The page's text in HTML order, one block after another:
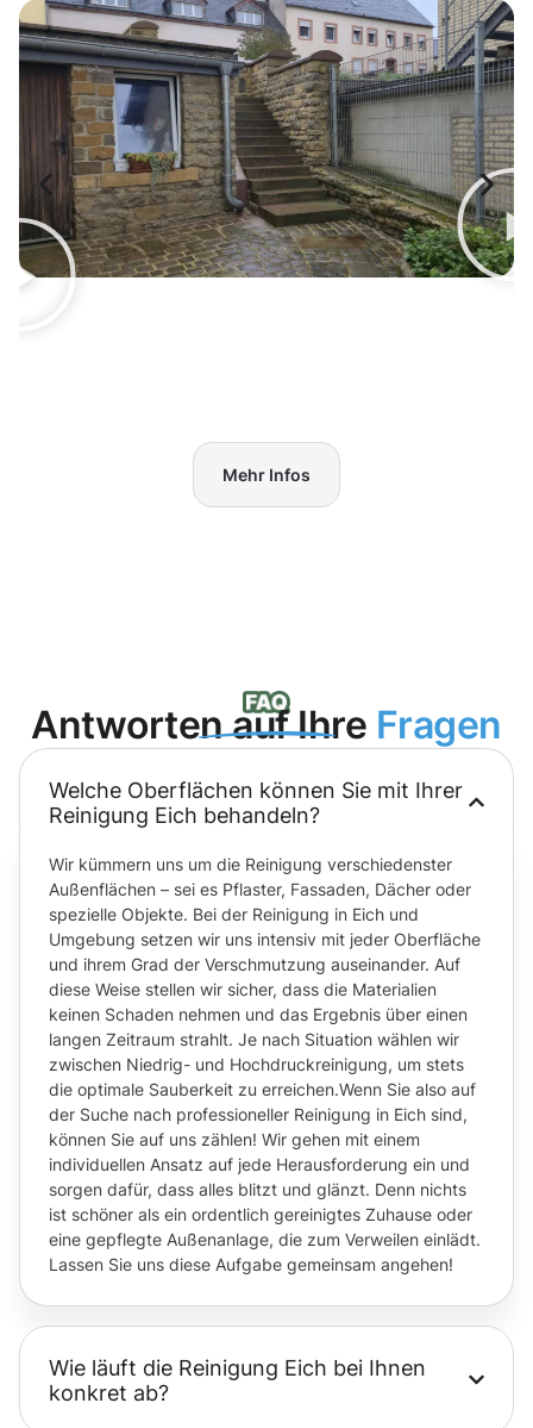
Mehr Infos
Antworten auf Ihre Fragen
Welche Oberflächen können Sie mit Ihrer
Reinigung Eich behandeln?
Wir kümmern uns um die Reinigung verschiedenster
Außenflächen – sei es Pflaster, Fassaden, Dächer oder
spezielle Objekte. Bei der Reinigung in Eich und
Umgebung setzen wir uns intensiv mit jeder Oberfläche
und ihrem Grad der Verschmutzung auseinander. Auf
diese Weise stellen wir sicher, dass die Materialien
keinen Schaden nehmen und das Ergebnis über einen
langen Zeitraum strahlt. Je nach Situation wählen wir
zwischen Niedrig- und Hochdruckreinigung, um stets
die optimale Sauberkeit zu erreichen.Wenn Sie also auf
der Suche nach professioneller Reinigung in Eich sind,
können Sie auf uns zählen! Wir gehen mit einem
individuellen Ansatz auf jede Herausforderung ein und
sorgen dafür, dass alles blitzt und glänzt. Denn nichts
ist schöner als ein ordentlich gereinigtes Zuhause oder
eine gepflegte Außenanlage, die zum Verweilen einlädt.
Lassen Sie uns diese Aufgabe gemeinsam angehen!
Wie läuft die Reinigung Eich bei Ihnen
konkret ab?